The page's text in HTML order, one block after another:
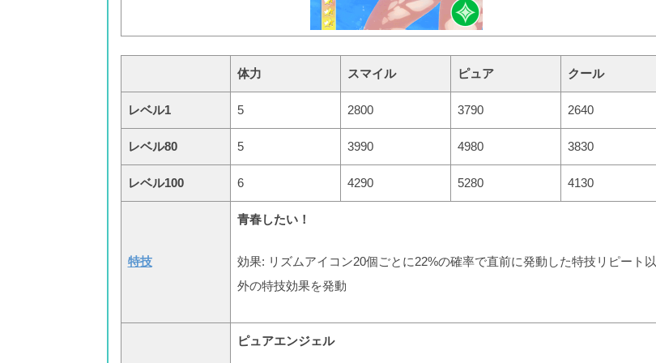
体力 スマイル ピュア クール
レベル1 5 2800 3790 2640
レベル80 5 3990 4980 3830
レベル100 6 4290 5280 4130
特技
青春したい！
効果: リズムアイコン20個ごとに22%の確率で直前に発動した特技リピート以
外の特技効果を発動
ピュアエンジェル